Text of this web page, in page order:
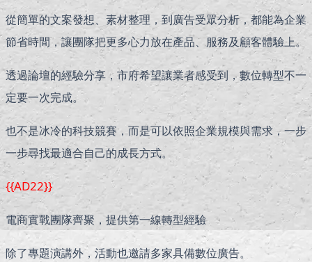
從簡單的文案發想、素材整理，到廣告受眾分析，都能為企業
節省時間，讓團隊把更多心力放在產品、服務及顧客體驗上。
透過論壇的經驗分享，市府希望讓業者感受到，數位轉型不一
定要一次完成。
也不是冰冷的科技競賽，而是可以依照企業規模與需求，一步
一步尋找最適合自己的成長方式。
{{AD22}}
電商實戰團隊齊聚，提供第一線轉型經驗
除了專題演講外，活動也邀請多家具備數位廣告。